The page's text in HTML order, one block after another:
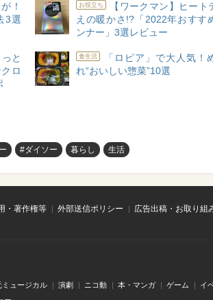
！
3選
お役立ち
【ワークマン】ヒート
えの暖かさ!?「2022年おすす
ンナー」3選レビュー
と
ロ
食生活
「ロピア」で大人気！
れ“おいしい惣菜”10選
#ダイソー 暮らし 生活
・著作権等 外部送信ポリシー
広告出稿・お取り組
ミュージカル 演劇 ニコ動 本・マンガ ゲーム イ